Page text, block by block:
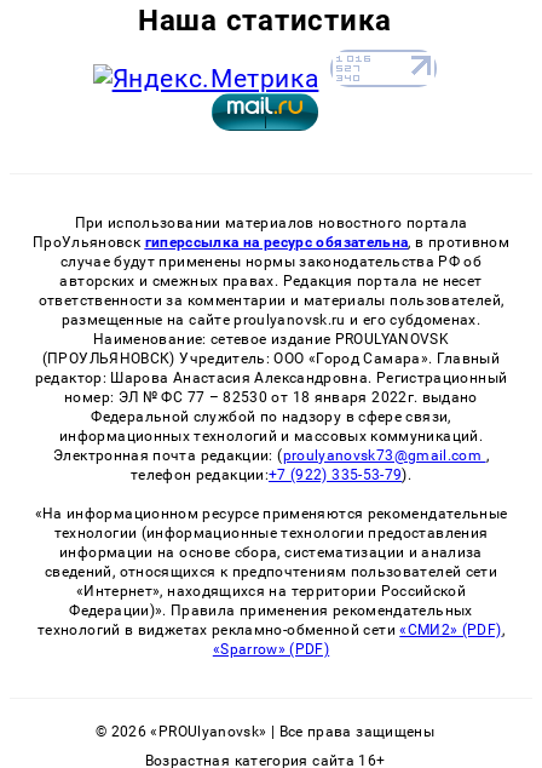
Наша статистика
При использовании материалов новостного портала
ПроУльяновск гиперссылка на ресурс обязательна, в противном
случае будут применены нормы законодательства РФ об
авторских и смежных правах. Редакция портала не несет
ответственности за комментарии и материалы пользователей,
размещенные на сайте proulyanovsk.ru и его субдоменах.
Наименование: сетевое издание PROULYANOVSK
(ПРОУЛЬЯНОВСК) Учредитель: ООО «Город Самара». Главный
редактор: Шарова Анастасия Александровна. Регистрационный
номер: ЭЛ № ФС 77 – 82530 от 18 января 2022г. выдано
Федеральной службой по надзору в сфере связи,
информационных технологий и массовых коммуникаций.
Электронная почта редакции: (proulyanovsk73@gmail.com ,
телефон редакции:+7 (922) 335-53-79).
«На информационном ресурсе применяются рекомендательные
технологии (информационные технологии предоставления
информации на основе сбора, систематизации и анализа
сведений, относящихся к предпочтениям пользователей сети
«Интернет», находящихся на территории Российской
Федерации)». Правила применения рекомендательных
технологий в виджетах рекламно-обменной сети«СМИ2» (PDF),
«Sparrow» (PDF)
© 2026 «PROUlyanovsk» | Все права защищены
Возрастная категория сайта 16+